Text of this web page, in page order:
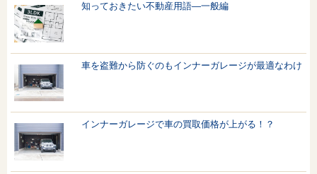
知っておきたい不動産用語—一般編
車を盗難から防ぐのもインナーガレージが最適なわけ
インナーガレージで車の買取価格が上がる！？